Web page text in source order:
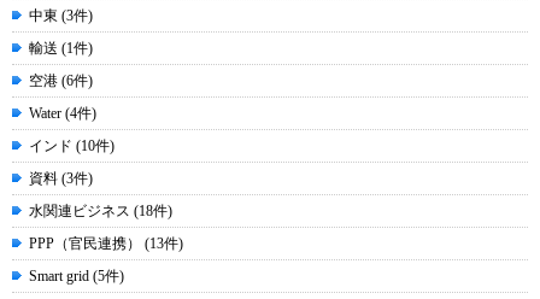
中東 (3件)
輸送 (1件)
空港 (6件)
Water (4件)
インド (10件)
資料 (3件)
水関連ビジネス (18件)
PPP（官民連携） (13件)
Smart grid (5件)